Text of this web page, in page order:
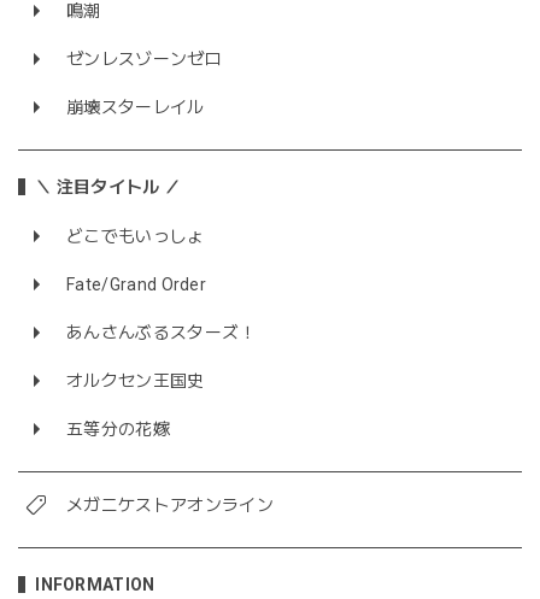
鳴潮
ゼンレスゾーンゼロ
崩壊スターレイル
＼ 注目タイトル ／
どこでもいっしょ
Fate/Grand Order
あんさんぶるスターズ！
オルクセン王国史
五等分の花嫁
メガニケストアオンライン
INFORMATION